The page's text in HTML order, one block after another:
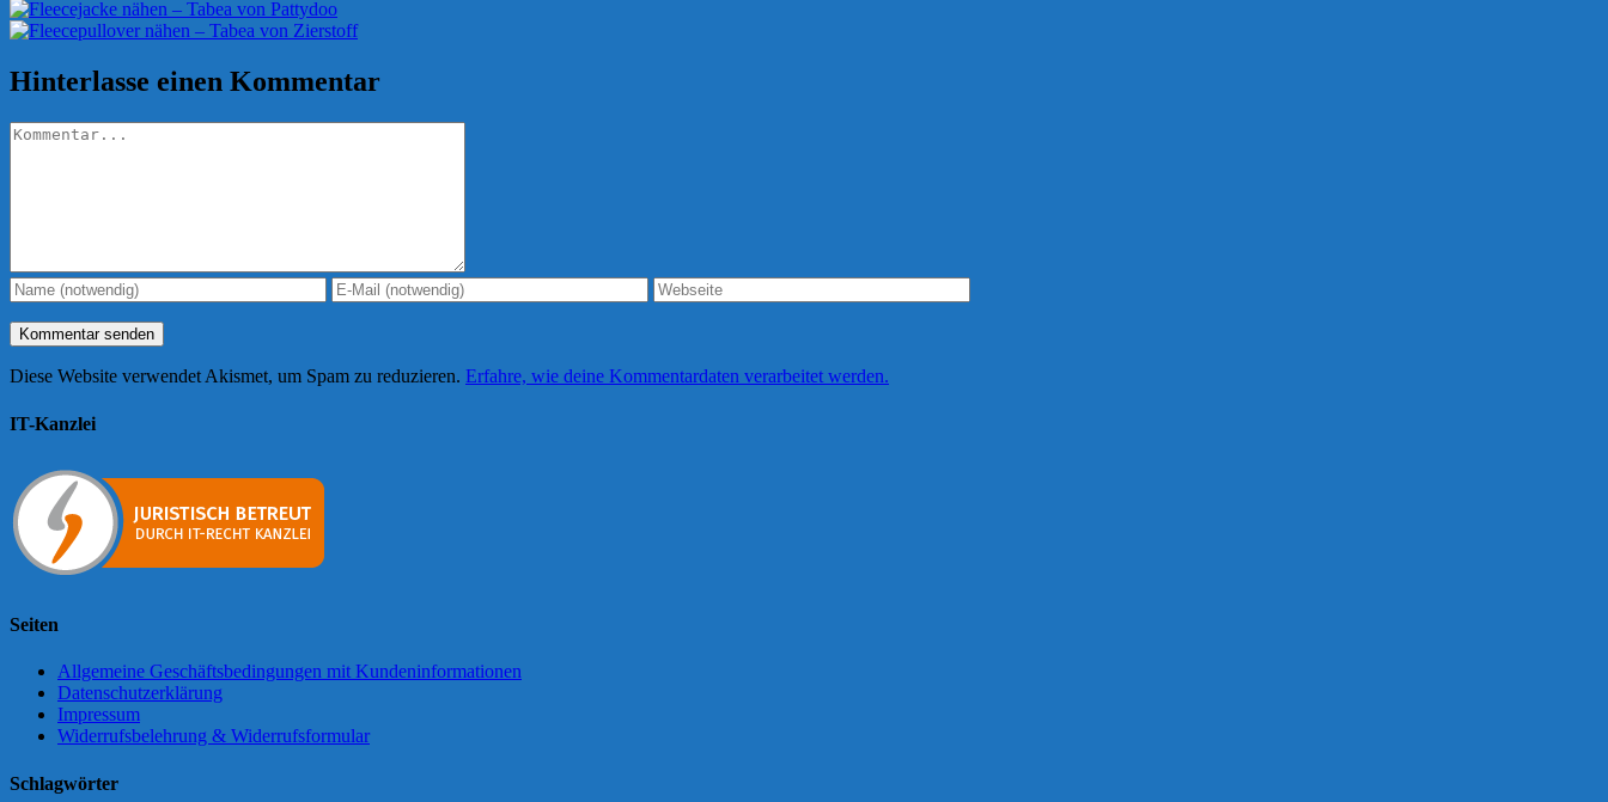
Hinterlasse einen Kommentar
Kommentar
Diese Website verwendet Akismet, um Spam zu reduzieren. Erfahre, wie deine Kommentardaten verarbeitet werden.
IT-Kanzlei
Seiten
Allgemeine Geschäftsbedingungen mit Kundeninformationen
Datenschutzerklärung
Impressum
Widerrufsbelehrung & Widerrufsformular
Schlagwörter